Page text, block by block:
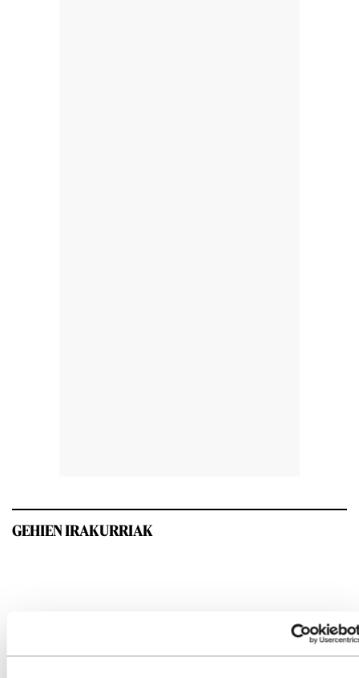
GEHIEN IRAKURRIAK